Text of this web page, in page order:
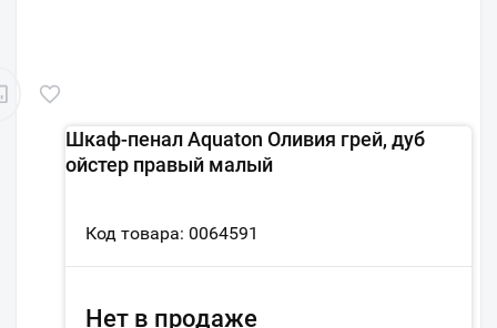
Шкаф-пенал Aquaton Оливия грей, дуб
ойстер правый малый
Код товара: 0064591
Нет в продаже